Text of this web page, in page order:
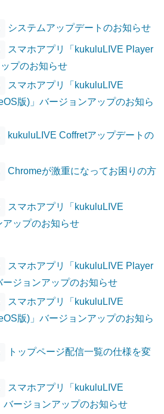
システムアップデートのお知らせ
スマホアプリ「kukuluLIVE Player
プのお知らせ
スマホアプリ「kukuluLIVE
版)」バージョンアップのお知ら
kukuluLIVE Coffretアップデートの
Chromeが激重になってお困りの方
スマホアプリ「kukuluLIVE
アップのお知らせ
スマホアプリ「kukuluLIVE Player
ジョンアップのお知らせ
スマホアプリ「kukuluLIVE
版)」バージョンアップのお知ら
トップページ配信一覧の仕様を変
スマホアプリ「kukuluLIVE
バージョンアップのお知らせ